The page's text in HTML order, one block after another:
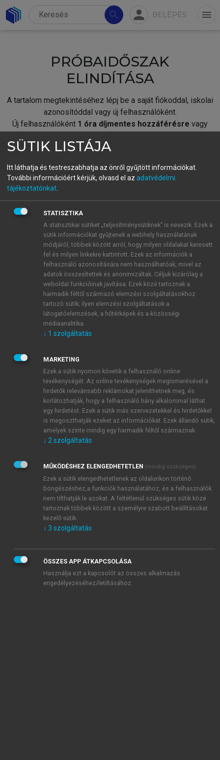
search person BELÉPÉS menu
PRÓBAIDŐSZAK
ELINDÍTÁSA
A tartalom megtekintéséhez lépj be a saját fiókoddal, iskolai
azonosítóddal vagy új felhasználóként.
Új felhasználóként 1 óra díjmentes hozzáférésre vagy
fiókoddal,vagy hozz létre új fiókot.
A regisztráció után apróbaidőszakautomatikusan
BELÉPÉS SAJÁT FIÓKKAL
ÚJ FIÓK LÉTREHOZÁSA
1 óra díjmentes hozzáférés
E-MAIL-CÍM
JELSZÓ
JELSZÓ ÚJRA
Kérek értesítést a MeRSZ újdonságairól, akcióiról.
Kérek értesítést az Akadémiai Kiadó Zrt. újdonságairól,
Adatkezelési tájékoztatóbanfoglaltakat tudomásul
veszem és elfogadom.
Általános vásárlási feltételeket, valamint a szotar.netés a
mersz.huoldalak licencszerződéseiben foglaltakat
tudomásul veszem és elfogadom.
KIPRÓBÁLOM
SÜTIK LISTÁJA
Itt láthatja és testreszabhatja az önről gyűjtött információkat.
További információért kérjük, olvasd el az adatvédelmi
tájékoztatónkat
STATISZTIKA
A statisztikai sütiket „teljesítménysütiknek” is nevezik. Ezek a
sütik információkat gyűjtenek a webhely használatának
módjáról, többek között arról, hogy milyen oldalakat keresett
fel és milyen linkekre kattintott. Ezek az információk a
felhasználó azonosítására nem használhatóak, mivel az
adatok összesítettek és anonimizáltak. Céljuk kizárólag a
weboldal funkcióinak javítása. Ezek közé tartoznak a
harmadik féltől származó elemzési szolgáltatásokhoz
tartozó sütik; ilyen elemzési szolgáltatások a
látogatóelemzések, a hőtérképek és a közösségi
médiaanalitika.
↓ 1 szolgáltatás
MARKETING
Ezek a sütik nyomon követik a felhasználó online
tevékenységét. Az online tevékenységek megismerésével a
hirdetők relevánsabb reklámokat jeleníthetnek meg, és
korlátozhatják, hogy a felhasználó hány alkalommal láthat
egy hirdetést. Ezek a sütik más szervezetekkel és hirdetőkkel
is megoszthatják ezeket az információkat. Ezek állandó sütik,
amelyek szinte mindig egy harmadik féltől származnak.
↓ 2 szolgáltatás
MŰKÖDÉSHEZ ELENGEDHETETLEN (mindig szükséges)
Ezek a sütik elengedhetetlenek az oldalunkon történő
böngészéshez,a funkciók használatához, és a felhasználók
nem tilthatják le azokat. A feltétlenül szükséges sütik közé
tartoznak többek között a személyre szabott beállításokat
kezelő sütik.
↓ 3 szolgáltatás
ÖSSZES APP ÁTKAPCSOLÁSA
Használja ezt a kapcsolót az összes alkalmazás
engedélyezéséhez/letiltásához.